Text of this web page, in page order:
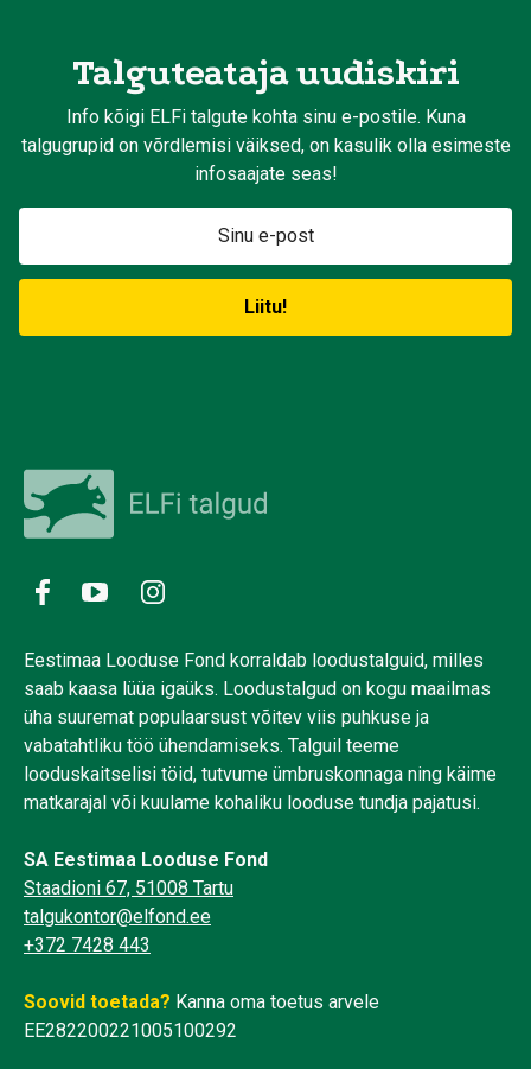
Talguteataja uudiskiri
Info kõigi ELFi talgute kohta sinu e-postile. Kuna
talgugrupid on võrdlemisi väiksed, on kasulik olla esimeste
infosaajate seas!
Eestimaa Looduse Fond korraldab loodustalguid, milles
saab kaasa lüüa igaüks. Loodustalgud on kogu maailmas
üha suuremat populaarsust võitev viis puhkuse ja
vabatahtliku töö ühendamiseks. Talguil teeme
looduskaitselisi töid, tutvume ümbruskonnaga ning käime
matkarajal või kuulame kohaliku looduse tundja pajatusi.
SA Eestimaa Looduse Fond
Staadioni 67, 51008 Tartu
talgukontor@elfond.ee
+372 7428 443
Soovid toetada? Kanna oma toetus arvele
EE282200221005100292